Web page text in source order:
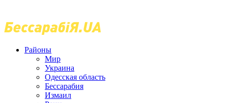
Районы
Мир
Украина
Одесская область
Бессарабия
Измаил